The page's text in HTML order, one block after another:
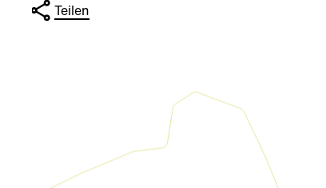
Teilen